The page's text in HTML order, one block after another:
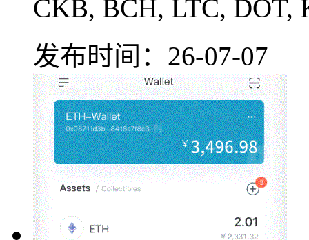
CKB, BCH, LTC, DOT,
发布时间：26-07-07